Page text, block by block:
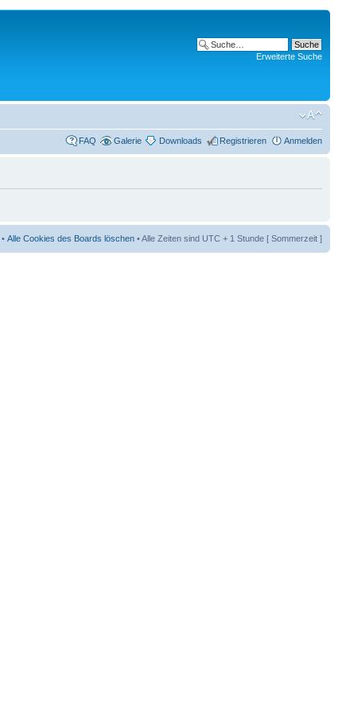
Erweiterte Suche
FAQ Galerie Downloads Registrieren Anmelden
• Alle Cookies des Boards löschen • Alle Zeiten sind UTC + 1 Stunde [ Sommerzeit ]